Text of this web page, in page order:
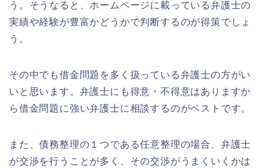
う。そうなると、ホームページに載っている弁護士の
実績や経験が豊富かどうかで判断するのが得策でしょ
う。
その中でも借金問題を多く扱っている弁護士の方がい
いと思います。弁護士にも得意・不得意はありますか
ら借金問題に強い弁護士に相談するのがベストです。
また、債務整理の１つである任意整理の場合、弁護士
が交渉を行うことが多く、その交渉がうまくいくかは